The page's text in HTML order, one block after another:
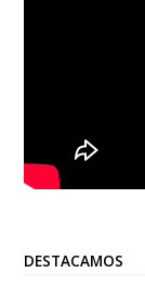
DESTACAMOS